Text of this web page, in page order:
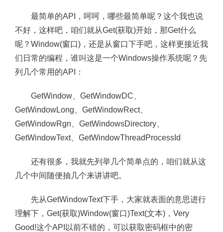
最简单的API，呵呵，哪些最简单呢？这个我也说
不好，这样吧，咱们就从Get(获取)开始，那Get什么
呢？Window(窗口)，还是从窗口下手吧，这样更接近我
们日常的编程，谁叫这是一个Windows操作系统呢？先
列几个常用的API：
GetWindow、GetWindowDC、
GetWindowLong、GetWindowRect、
GetWindowRgn、GetWindowsDirectory、
GetWindowText、GetWindowThreadProcessId
还有很多，我就先列举几个简单点的，咱们就从这
几个中间随便抽几个来讲讲吧。
先从GetWindowText下手，大家就表面的意思进行
理解下，Get(获取)Window(窗口)Text(文本)，Very
Good!这个API以前不错的，可以获取密码框中的密